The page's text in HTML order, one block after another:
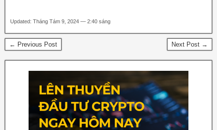
Updated: Tháng Tám 9, 2024 — 2:40 sáng
← Previous Post Next Post →